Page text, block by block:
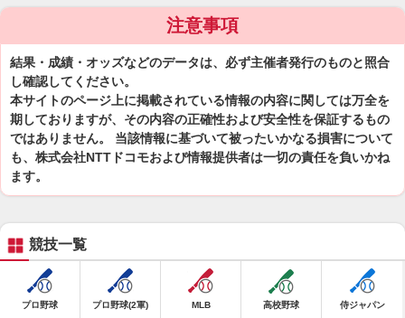
注意事項
結果・成績・オッズなどのデータは、必ず主催者発行のものと照合
し確認してください。
本サイトのページ上に掲載されている情報の内容に関しては万全を
期しておりますが、その内容の正確性および安全性を保証するもの
ではありません。 当該情報に基づいて被ったいかなる損害について
も、株式会社NTTドコモおよび情報提供者は一切の責任を負いかね
ます。
競技一覧
プロ野球 プロ野球(2軍) MLB 高校野球 侍ジャパン